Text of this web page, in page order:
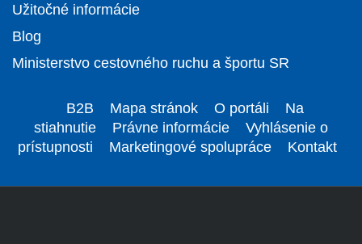
Užitočné informácie
Blog
Ministerstvo cestovného ruchu a športu SR
B2B Mapa stránok O portáli
Na
stiahnutie
Právne informácie
Vyhlásenie o
prístupnosti
Marketingové spolupráce Kontakt